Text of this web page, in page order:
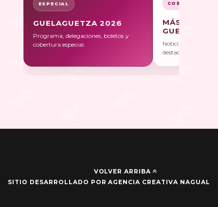
ESPECIAL
GUELAGUETZA 2026
Programa, delegaciones, boletos y
cobertura especial.
COBERTURA
MÁS SOBRE
Noticias, galerías y
destacadas.
VOLVER ARRIBA
SITIO DESARROLLADO POR AGENCIA CREATIVA NAGUAL